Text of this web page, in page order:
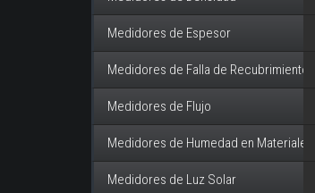
Medidores de Espesor
Medidores de Falla de Recubrimiento
Medidores de Flujo
Medidores de Humedad en Materiales
Medidores de Luz Solar